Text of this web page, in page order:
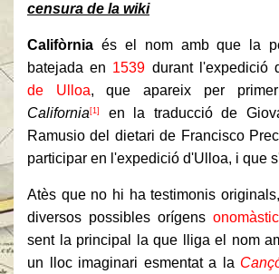
censura de la wiki
Califòrnia és el nom amb que la
batejada en 1539 durant l'expedició
de Ulloa, que apareix per
California [1]
en la traducció de
Ramusio del dietari de Francisco
participar en l'expedició d'Ulloa, i que
Atès que no hi ha testimonis
diversos possibles orígens
sent la principal la que lliga el nom
un lloc imaginari esmentat a la